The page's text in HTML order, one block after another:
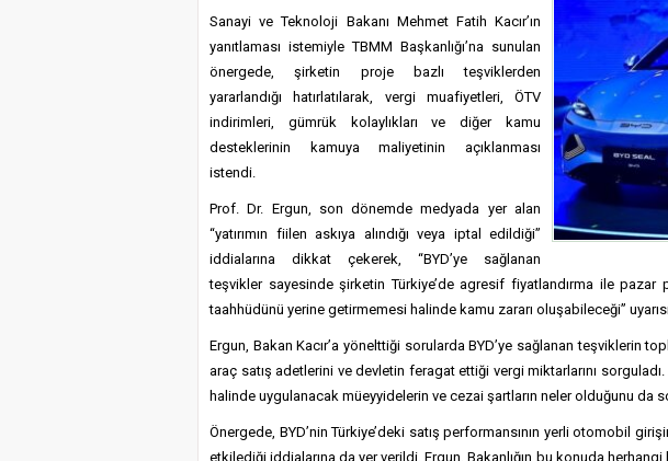
BYD’nin
yatırımını
sordu:
oldu?
için
Sanayi ve Teknoloji Bakanı Mehmet Fatih Kacır’ın
yanıtlaması istemiyle TBMM Başkanlığı’na sunulan
önergede, şirketin proje bazlı teşviklerden
yararlandığı hatırlatılarak, vergi muafiyetleri, ÖTV
indirimleri, gümrük kolaylıkları ve diğer kamu
desteklerinin kamuya maliyetinin açıklanması
istendi.
Prof. Dr. Ergun, son dönemde medyada yer alan
“yatırımın fiilen askıya alındığı veya iptal edildiği”
iddialarına dikkat çekerek, “BYD’ye sağlanan
teşvikler sayesinde şirketin Türkiye’de agresif fiyatlandırma ile pazar
taahhüdünü yerine getirmemesi halinde kamu zararı oluşabileceği”
Ergun, Bakan Kacır’a yönelttiği sorularda BYD’ye sağlanan teşviklerin
araç satış adetlerini ve devletin feragat ettiği vergi miktarlarını sorguladı.
halinde uygulanacak müeyyidelerin ve cezai şartların neler olduğunu da
Önergede, BYD’nin Türkiye’deki satış performansının yerli otomobil
etkilediği iddialarına da yer verildi. Ergun, Bakanlığın bu konuda herhangi